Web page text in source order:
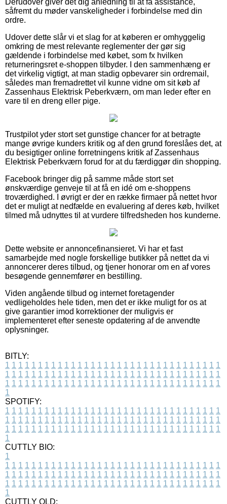
såfremt du møder vanskeligheder i forbindelse med din
ordre.
Udover dette slår vi et slag for at køberen er omhyggelig
omkring de mest relevante reglementer der gør sig
gældende i forbindelse med købet, som fx hvilken
returneringsret e-shoppen tilbyder. I den sammenhæng er
det virkelig vigtigt, at man stadig opbevarer sin ordremail,
således man fremadrettet vil kunne vidne om sit køb af
Zassenhaus Elektrisk Peberkværn, om man leder efter en
vare til en dreng eller pige.
Trustpilot yder stort set gunstige chancer for at betragte
mange øvrige kunders kritik og af den grund foreslåes det, at
du besigtiger online forretningens kritik af Zassenhaus
Elektrisk Peberkværn forud for at du færdiggør din shopping.
Facebook bringer dig på samme måde stort set
ønskværdige genveje til at få en idé om e-shoppens
troværdighed. I øvrigt er der en række firmaer på nettet hvor
det er muligt at nedfælde en evaluering af deres køb, hvilket
tilmed må udnyttes til at vurdere tilfredsheden hos kunderne.
Dette website er annoncefinansieret. Vi har et fast
samarbejde med nogle forskellige butikker på nettet da vi
annoncerer deres tilbud, og tjener honorar om en af vores
besøgende gennemfører en bestilling.
Viden angående tilbud og internet foretagender
vedligeholdes hele tiden, men det er ikke muligt for os at
give garantier imod korrektioner der muligvis er
implementeret efter seneste opdatering af de anvendte
oplysninger.
BITLY:
1 1 1 1 1 1 1 1 1 1 1 1 1 1 1 1 1 1 1 1 1 1 1 1 1 1 1 1 1 1 1 1 1
1 1 1 1 1 1 1 1 1 1 1 1 1 1 1 1 1 1 1 1 1 1 1 1 1 1 1 1 1 1 1 1 1
1 1 1 1 1 1 1 1 1 1 1 1 1 1 1 1 1 1 1 1 1 1 1 1 1 1 1 1 1 1 1 1 1
1
SPOTIFY:
1 1 1 1 1 1 1 1 1 1 1 1 1 1 1 1 1 1 1 1 1 1 1 1 1 1 1 1 1 1 1 1 1
1 1 1 1 1 1 1 1 1 1 1 1 1 1 1 1 1 1 1 1 1 1 1 1 1 1 1 1 1 1 1 1 1
1 1 1 1 1 1 1 1 1 1 1 1 1 1 1 1 1 1 1 1 1 1 1 1 1 1 1 1 1 1 1 1 1
1
CUTTLY BIO:
1
1 1 1 1 1 1 1 1 1 1 1 1 1 1 1 1 1 1 1 1 1 1 1 1 1 1 1 1 1 1 1 1 1
1 1 1 1 1 1 1 1 1 1 1 1 1 1 1 1 1 1 1 1 1 1 1 1 1 1 1 1 1 1 1 1 1
1 1 1 1 1 1 1 1 1 1 1 1 1 1 1 1 1 1 1 1 1 1 1 1 1 1 1 1 1 1 1 1 1
1
CUTTLY OLD: